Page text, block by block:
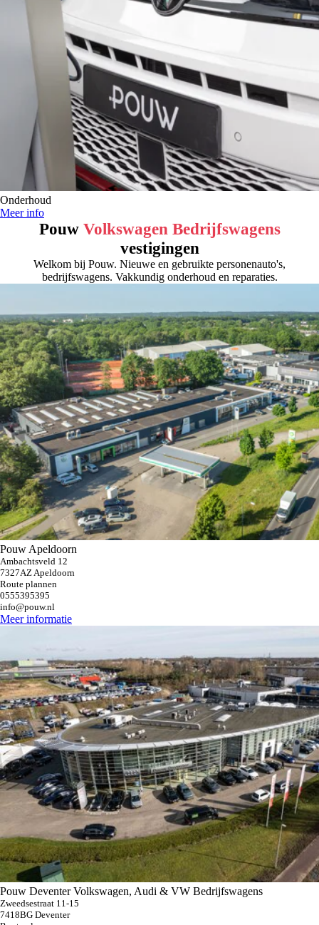
Onderhoud
Meer info
Pouw Volkswagen Bedrijfswagens
vestigingen
Welkom bij Pouw. Nieuwe en gebruikte personenauto's,
bedrijfswagens. Vakkundig onderhoud en reparaties.
Pouw Apeldoorn
Ambachtsveld 12
7327AZ Apeldoorn
Route plannen
0555395395
info@pouw.nl
Meer informatie
Pouw Deventer Volkswagen, Audi & VW Bedrijfswagens
Zweedsestraat 11-15
7418BG Deventer